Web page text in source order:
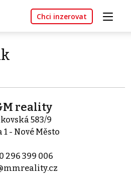
Chci inzerovat
reality
583/9
1 - Nové Město
296 399 006